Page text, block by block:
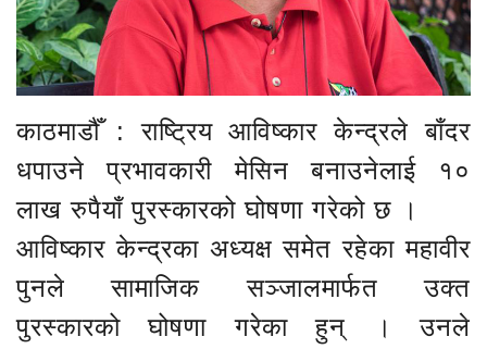
काठमाडौँ : राष्ट्रिय आविष्कार केन्द्रले बाँदर
धपाउने प्रभावकारी मेसिन बनाउनेलाई १०
लाख रुपैयाँ पुरस्कारको घोषणा गरेको छ ।
आविष्कार केन्द्रका अध्यक्ष समेत रहेका महावीर
पुनले सामाजिक सञ्जालमार्फत उक्त
पुरस्कारको घोषणा गरेका हुन् । उनले